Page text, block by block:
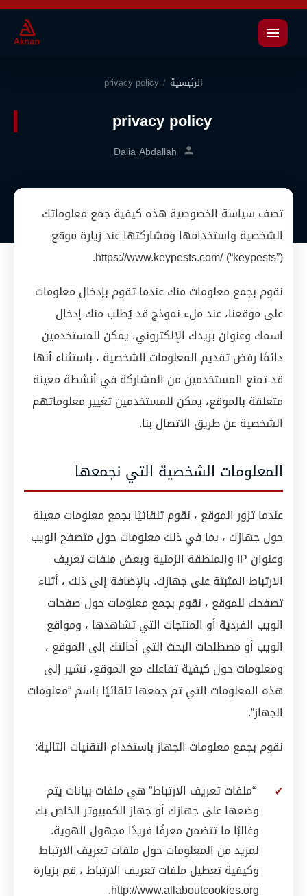
القائمة
الرئيسية /
privacy policy
privacy policy
تصف سياسة الخصوصية هذه كيفية جمع معلوماتك
الشخصية واستخدامها ومشاركتها عند زيارة موقع
https://www.keypests.com/ (“keypests”).
نقوم بجمع معلومات منك عندما تقوم بإدخال معلومات
على موقعنا، عند ملء نموذج قد يُطلب منك إدخال
اسمك وعنوان بريدك الإلكتروني، يمكن للمستخدمين
دائمًا رفض تقديم المعلومات الشخصية ، باستثناء أنها
قد تمنع المستخدمين من المشاركة في أنشطة معينة
متعلقة بالموقع، يمكن للمستخدمين تغيير معلوماتهم
الشخصية عن طريق الاتصال بنا.
المعلومات الشخصية التي نجمعها
عندما تزور الموقع ، نقوم تلقائيًا بجمع معلومات معينة
حول جهازك ، بما في ذلك معلومات حول متصفح الويب
وعنوان IP والمنطقة الزمنية وبعض ملفات تعريف
الارتباط المثبتة على جهازك. بالإضافة إلى ذلك ، أثناء
تصفحك للموقع ، نقوم بجمع معلومات حول صفحات
الويب الفردية أو المنتجات التي تشاهدها ، ومواقع
الويب أو مصطلحات البحث التي أحالتك إلى الموقع ،
ومعلومات حول كيفية تفاعلك مع الموقع، نشير إلى
هذه المعلومات التي تم جمعها تلقائيًا باسم “معلومات
الجهاز”.
نقوم بجمع معلومات الجهاز باستخدام التقنيات التالية:
“ملفات تعريف الارتباط” هي ملفات بيانات يتم
وضعها على جهازك أو جهاز الكمبيوتر الخاص بك
وغالبًا ما تتضمن معرفًا فريدًا مجهول الهوية.
لمزيد من المعلومات حول ملفات تعريف الارتباط
وكيفية تعطيل ملفات تعريف الارتباط ، قم بزيارة
http://www.allaboutcookies.org.